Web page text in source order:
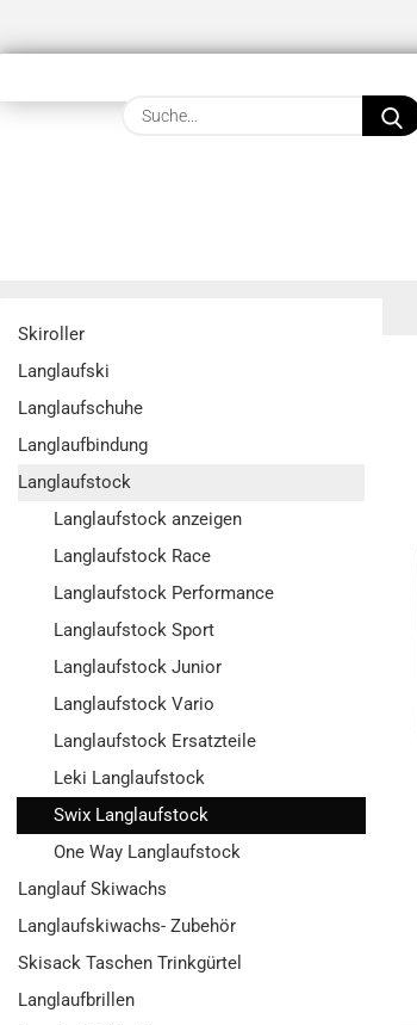
Skiroller
Langlaufski
Langlaufschuhe
Langlaufbindung
Langlaufstock
Langlaufstock anzeigen
Langlaufstock Race
Langlaufstock Performance
Langlaufstock Sport
Langlaufstock Junior
Langlaufstock Vario
Langlaufstock Ersatzteile
Leki Langlaufstock
Swix Langlaufstock
One Way Langlaufstock
Langlauf Skiwachs
Langlaufskiwachs- Zubehör
Skisack Taschen Trinkgürtel
Langlaufbrillen